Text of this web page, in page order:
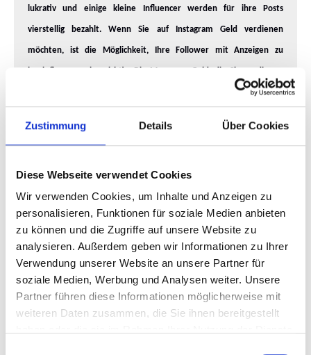
Zustimmung Details Über Cookies
Diese Webseite verwendet Cookies
Wir verwenden Cookies, um Inhalte und Anzeigen zu
personalisieren, Funktionen für soziale Medien anbieten
zu können und die Zugriffe auf unsere Website zu
analysieren. Außerdem geben wir Informationen zu Ihrer
Verwendung unserer Website an unsere Partner für
soziale Medien, Werbung und Analysen weiter. Unsere
Partner führen diese Informationen möglicherweise mit
weiteren Daten zusammen, die Sie ihnen bereitgestellt
lukrativ und einige kleine Influencer werden für ihre Posts
vierstellig bezahlt. Wenn Sie auf Instagram Geld verdienen
möchten, ist die Möglichkeit, Ihre Follower mit Anzeigen zu
beeinflussen, sehr wichtig. Die Menge an Geld, die Sie verdienen
können hängt von vielen Faktoren ab, wie zum Beispiel von der
Der erste Schritt, um all dies zu können, ist jedoch sehr schwer, und
Wie hoch ist die
Wahrscheinlichkeit, dass ich auf
Instagram bekannt werde?
Wie Sie sehen gibt es eine Menge Vorteile für